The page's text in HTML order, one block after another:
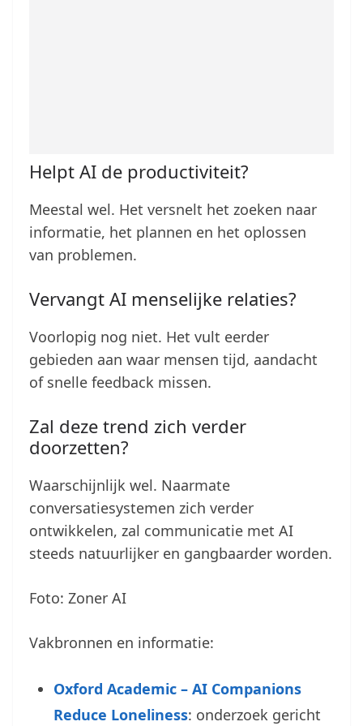
Helpt AI de productiviteit?
Meestal wel. Het versnelt het zoeken naar
informatie, het plannen en het oplossen
van problemen.
Vervangt AI menselijke relaties?
Voorlopig nog niet. Het vult eerder
gebieden aan waar mensen tijd, aandacht
of snelle feedback missen.
Zal deze trend zich verder
doorzetten?
Waarschijnlijk wel. Naarmate
conversatiesystemen zich verder
ontwikkelen, zal communicatie met AI
steeds natuurlijker en gangbaarder worden.
Foto: Zoner AI
Vakbronnen en informatie:
Oxford Academic – AI Companions
Reduce Loneliness: onderzoek gericht